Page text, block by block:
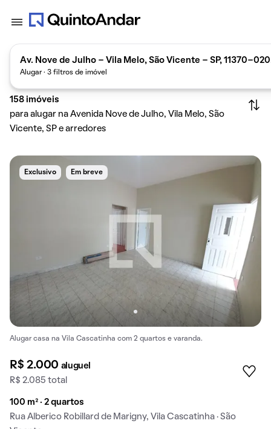
Av. Nove de Julho - Vila Melo, São Vicente - SP, 11370-
Alugar · 3 filtros de imóvel
158 imóveis
para alugar na Avenida Nove de Julho, Vila Melo, São
Vicente, SP e arredores
Exclusivo Em breve
Alugar casa na Vila Cascatinha com 2 quartos e varanda.
R$ 2.000 aluguel
R$ 2.085 total
100 m² · 2 quartos
Rua Alberico Robillard de Marigny, Vila Cascatinha · São